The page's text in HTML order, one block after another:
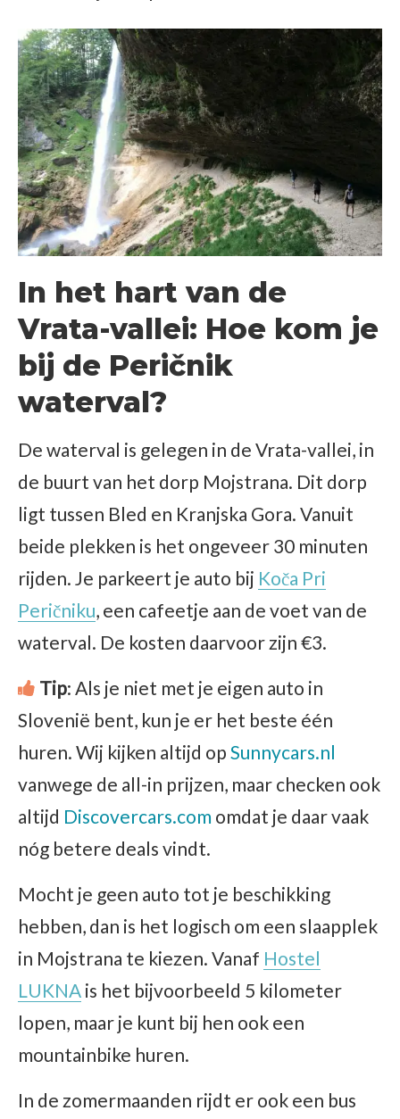
In het hart van de
Vrata-vallei: Hoe kom je
bij de Peričnik
waterval?
De waterval is gelegen in de Vrata-vallei, in
de buurt van het dorp Mojstrana. Dit dorp
ligt tussen Bled en Kranjska Gora. Vanuit
beide plekken is het ongeveer 30 minuten
rijden. Je parkeert je auto bij Koča Pri
Peričniku, een cafeetje aan de voet van de
waterval. De kosten daarvoor zijn €3.
Tip: Als je niet met je eigen auto in
Slovenië bent, kun je er het beste één
huren. Wij kijken altijd op Sunnycars.nl
vanwege de all-in prijzen, maar checken ook
altijd Discovercars.com omdat je daar vaak
nóg betere deals vindt.
Mocht je geen auto tot je beschikking
hebben, dan is het logisch om een slaapplek
in Mojstrana te kiezen. Vanaf Hostel
LUKNA is het bijvoorbeeld 5 kilometer
lopen, maar je kunt bij hen ook een
mountainbike huren.
In de zomermaanden rijdt er ook een bus